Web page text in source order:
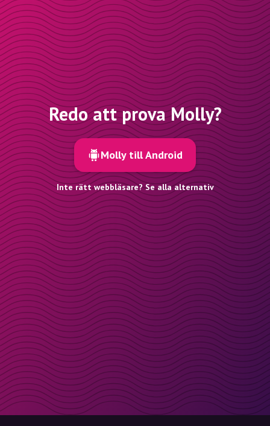
Redo att prova Molly?
Molly till Android
Inte rätt webbläsare? Se alla alternativ